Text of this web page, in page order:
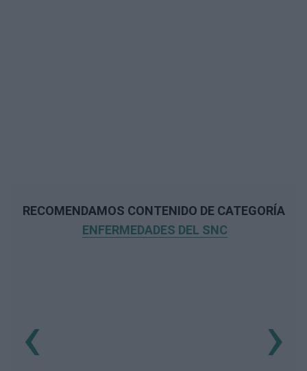
RECOMENDAMOS CONTENIDO DE CATEGORÍA
ENFERMEDADES DEL SNC
‹ ›